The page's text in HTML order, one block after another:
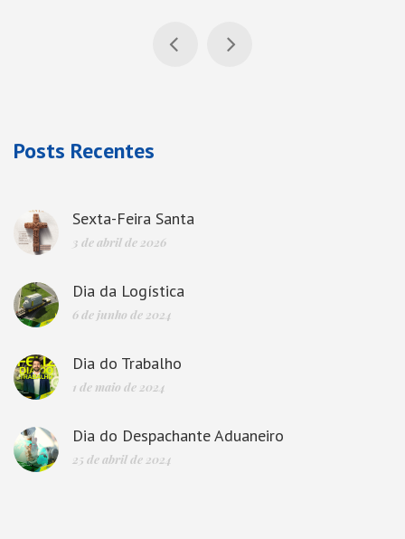
Posts Recentes
Sexta-Feira Santa
3 de abril de 2026
Dia da Logística
6 de junho de 2024
Dia do Trabalho
1 de maio de 2024
Dia do Despachante Aduaneiro
25 de abril de 2024